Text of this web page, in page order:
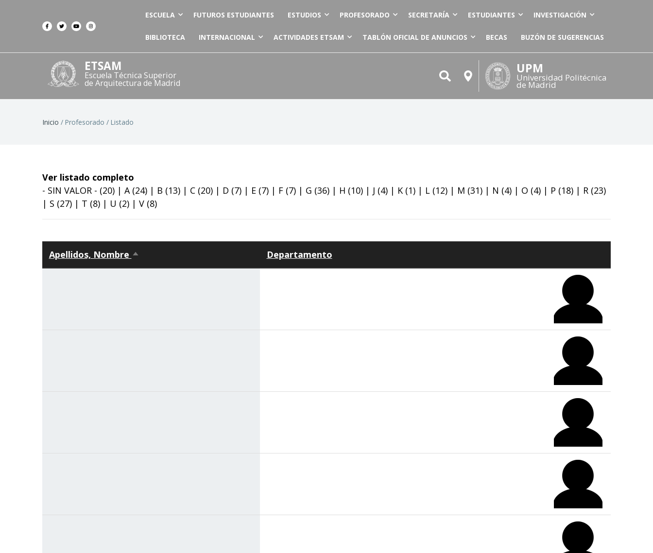
ESCUELA FUTUROS ESTUDIANTES ESTUDIOS PROFESORADO SECRETARÍA ESTUDIANTES INVESTIGACIÓN
BIBLIOTECA INTERNACIONAL ACTIVIDADES ETSAM TABLÓN OFICIAL DE ANUNCIOS BECAS BUZÓN DE SUGERENCIAS
ETSAM
Escuela Técnica Superior
de Arquitectura de Madrid
UPM
Universidad Politécnica
de Madrid
Ruta
Inicio Profesorado Listado
Ver listado completo
- SIN VALOR - (20) | A(24) | B (13) | C (20) | D (7) | E (7) | F (7) | G (36) | H (10) | J (4) | K (1) | L (12) | M (31) | N (4) | O (4) | P (18) | R (23)
| S (27) | T (8) | U (2) | V (8)
Apellidos, Nombre Ordenar
descendente
Departamento